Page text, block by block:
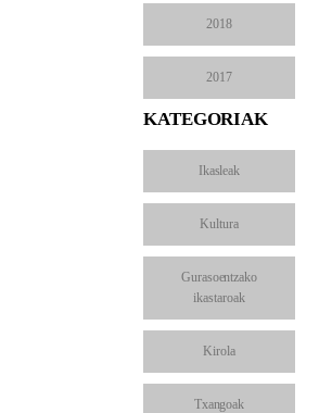
2018
2017
KATEGORIAK
Ikasleak
Kultura
Gurasoentzako
ikastaroak
Kirola
Txangoak